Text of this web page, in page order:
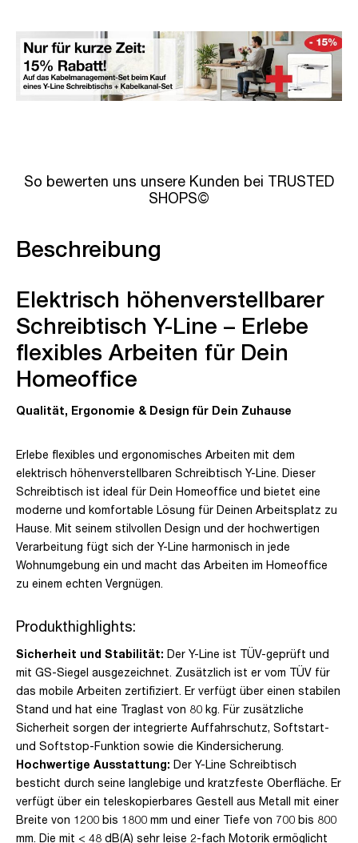
So bewerten uns unsere Kunden bei TRUSTED
SHOPS©
Beschreibung
Elektrisch höhenverstellbarer
Schreibtisch Y-Line – Erlebe
flexibles Arbeiten für Dein
Homeoffice
Qualität, Ergonomie & Design für Dein Zuhause
Erlebe flexibles und ergonomisches Arbeiten mit dem
elektrisch höhenverstellbaren Schreibtisch Y-Line. Dieser
Schreibtisch ist ideal für Dein Homeoffice und bietet eine
moderne und komfortable Lösung für Deinen Arbeitsplatz zu
Hause. Mit seinem stilvollen Design und der hochwertigen
Verarbeitung fügt sich der Y-Line harmonisch in jede
Wohnumgebung ein und macht das Arbeiten im Homeoffice
zu einem echten Vergnügen.
Produkthighlights:
Sicherheit und Stabilität: Der Y-Line ist TÜV-geprüft und
mit GS-Siegel ausgezeichnet. Zusätzlich ist er vom TÜV für
das mobile Arbeiten zertifiziert. Er verfügt über einen stabilen
Stand und hat eine Traglast von 80 kg. Für zusätzliche
Sicherheit sorgen der integrierte Auffahrschutz, Softstart-
und Softstop-Funktion sowie die Kindersicherung.
Hochwertige Ausstattung: Der Y-Line Schreibtisch
besticht durch seine langlebige und kratzfeste Oberfläche. Er
verfügt über ein teleskopierbares Gestell aus Metall mit einer
Breite von 1200 bis 1800 mm und einer Tiefe von 700 bis 800
mm. Die mit < 48 dB(A) sehr leise 2-fach Motorik ermöglicht